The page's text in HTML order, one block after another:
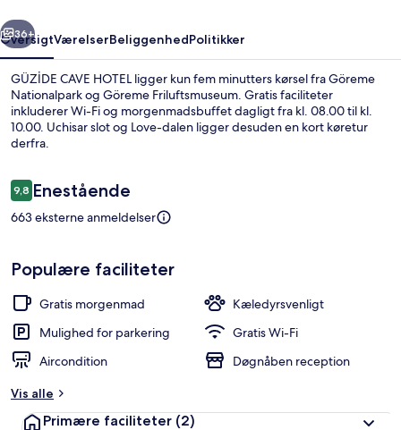
Næste
36+
OversigtVærelserBeliggenhedPolitikker
GÜZİDE CAVE HOTEL ligger kun fem minutters kørsel fra Göreme
Nationalpark og Göreme Friluftsmuseum. Gratis faciliteter
inkluderer Wi-Fi og morgenmadsbuffet dagligt fra kl. 08.00 til kl.
10.00. Uchisar slot og Love-dalen ligger desuden en kort køretur
derfra.
Anmeldelser
9,89,8 ud af 10.
Enestående
663 eksterne anmeldelser
Populære faciliteter
Gratis morgenmad
Kæledyrsvenligt
Mulighed for parkering
Gratis Wi-Fi
Aircondition
Døgnåben reception
Vis alle
Primære faciliteter (2)